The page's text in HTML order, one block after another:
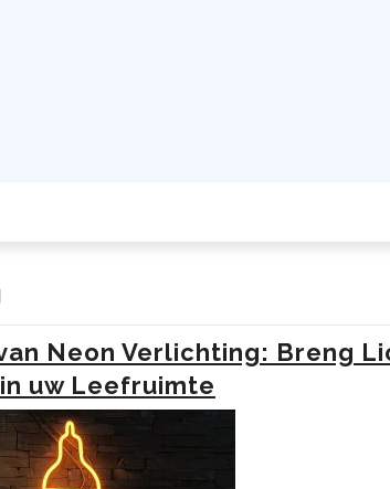
Neon Verlichting: Breng
uw Leefruimte